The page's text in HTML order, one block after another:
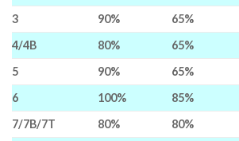
3
90% 65%
4/4B
80% 65%
5
90% 65%
6
100% 85%
7/7B/7T
80% 80%